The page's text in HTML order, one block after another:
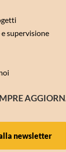
supervisione
newsletter